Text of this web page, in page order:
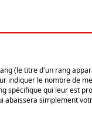
(le titre d'un rang
indiquer le nombre de
spécifique qui leur est
simplement